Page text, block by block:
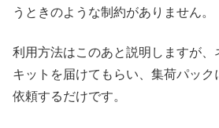
うときのような制約がありません。
利用方法はこのあと説明しますが
キットを届けてもらい、集荷パック
依頼するだけです。